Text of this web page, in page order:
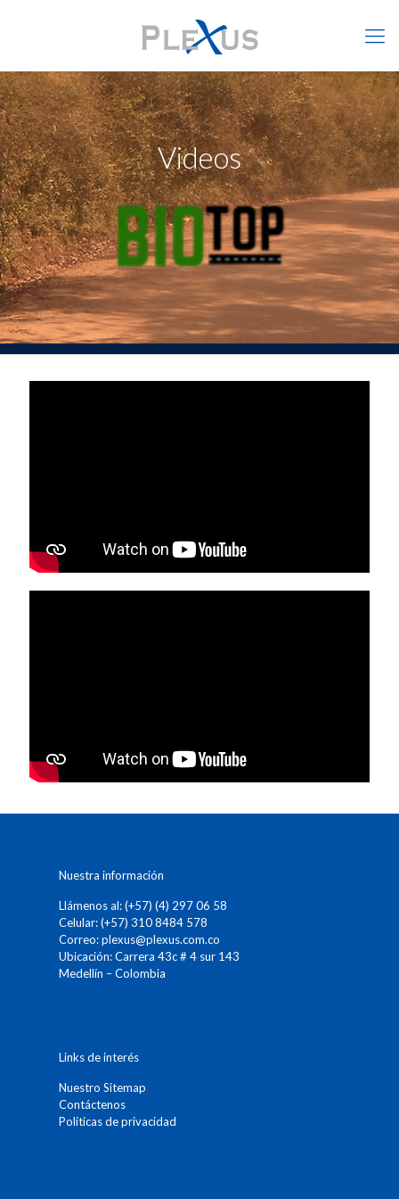
Videos
Nuestra información
Llámenos al: (+57) (4) 297 06 58
Celular: (+57) 310 8484 578
Correo:plexus@plexus.com.co
Ubicación: Carrera 43c # 4 sur 143
Medellín – Colombia
Links de interés
Nuestro Sitemap
Contáctenos
Políticas de privacidad